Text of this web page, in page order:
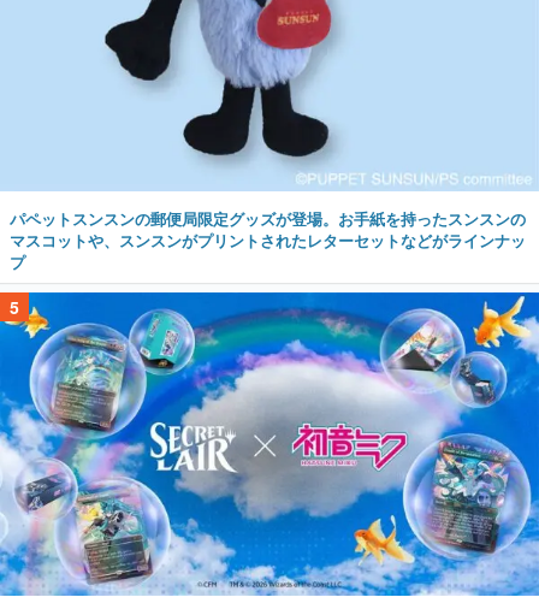
パペットスンスンの郵便局限定グッズが登場。お手紙を持ったスンスンの
マスコットや、スンスンがプリントされたレターセットなどがラインナッ
プ
5